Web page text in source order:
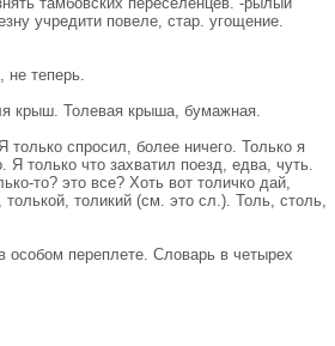
учредити повеле, стар. угощение.
теперь.
крыш. Толевая крыша, бумажная.
спросил, более ничего. Только я
Я только что захватил поезд, едва, чуть.
то? это все? Хоть вот толичко дай,
толикий (см. это сл.). Толь, столь,
переплете. Словарь в четырех